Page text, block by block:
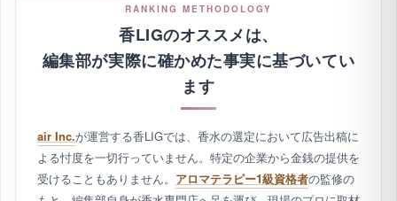
RANKING METHODOLOGY
香LIGのオススメは、
編集部が実際に確かめた事実に基づいてい
ます
air Inc.が運営する香LIGでは、香水の選定において広告出稿に
よる忖度を一切行っていません。特定の企業から金銭の提供を
受けることもありません。 アロマテラピー1級資格者の監修の